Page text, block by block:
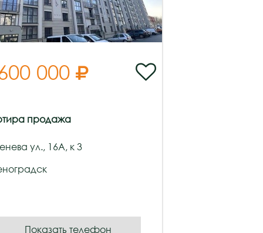
000  
продажа
ул., 16А, к 3
Показать телефон